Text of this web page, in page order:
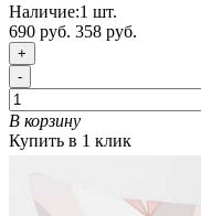
Наличие:1 шт.
690 руб. 358 руб.
+
-
В корзину
Купить в 1 клик